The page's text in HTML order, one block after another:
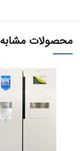
محصولات مشابه